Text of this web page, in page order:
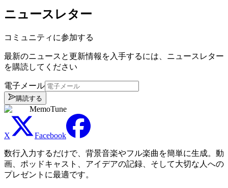
ニュースレター
コミュニティに参加する
最新のニュースと更新情報を入手するには、ニュースレター
を購読してください
電子メール
購読する
MemoTune
X Facebook
数行入力するだけで、背景音楽やフル楽曲を簡単に生成。動
画、ポッドキャスト、アイデアの記録、そして大切な人への
プレゼントに最適です。